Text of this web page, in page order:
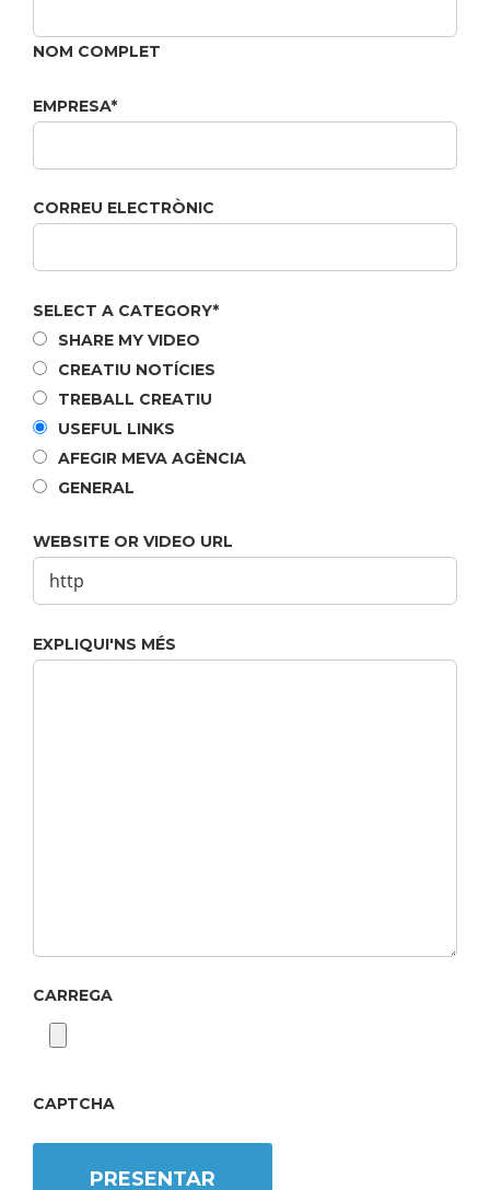
NOM COMPLET
EMPRESA*
CORREU ELECTRÒNIC
SELECT A CATEGORY*
SHARE MY VIDEO
CREATIU NOTÍCIES
TREBALL CREATIU
USEFUL LINKS
AFEGIR MEVA AGÈNCIA
GENERAL
WEBSITE OR VIDEO URL
EXPLIQUI'NS MÉS
CARREGA
file
CAPTCHA